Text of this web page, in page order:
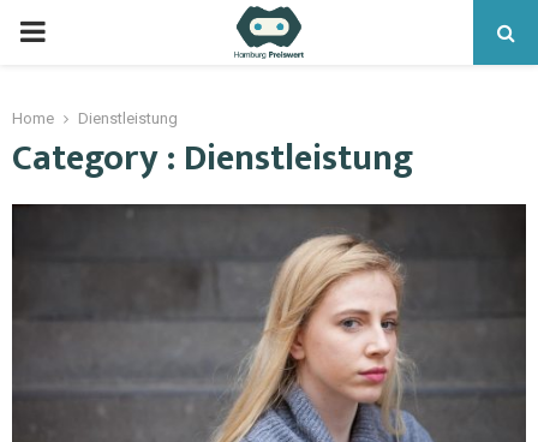
Home Dienstleistung
Category : Dienstleistung